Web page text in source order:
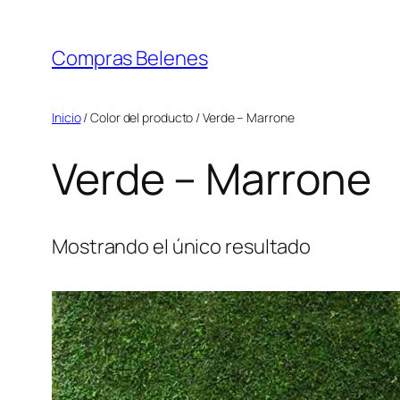
contenido
Compras Belenes
Inicio/ Color del producto / Verde – Marrone
Verde – Marrone
Mostrando el único resultado